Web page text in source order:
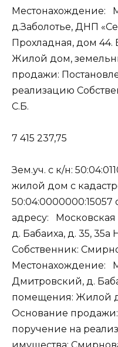
Местонахождение:
д.Заболотье, ДНП
Прохладная, дом
Жилой дом,
продажи:
реализацию
С.Б.
7 415 237,75
Зем.уч. с к/н:
жилой дом с
50:04:0000000:15057
адресу: Московская
д. Бабаиха, д. 35, 35а
Собственник:
Местонахождение:
Дмитровский, д.
помещения: Жилой
Основание
поручение на